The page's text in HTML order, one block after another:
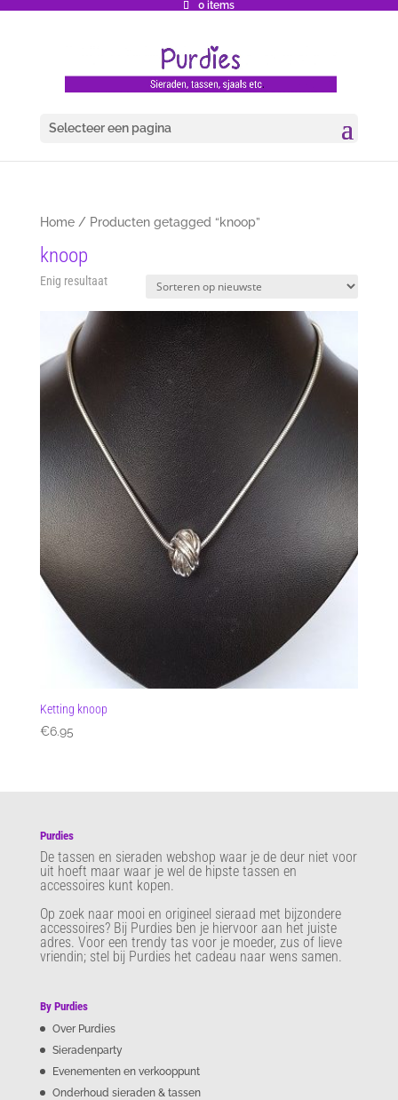
0 items
Selecteer een pagina
Home/ Producten getagged “knoop”
knoop
Enig resultaat
Ketting knoop
€6.95
Purdies
De tassen en sieraden webshop waar je de deur niet voor
uit hoeft maar waar je wel de hipste tassen en
accessoires kunt kopen.
Op zoek naar mooi en origineel sieraad met bijzondere
accessoires? Bij Purdies ben je hiervoor aan het juiste
adres. Voor een trendy tas voor je moeder, zus of lieve
vriendin; stel bij Purdies het cadeau naar wens samen.
By Purdies
Over Purdies
Sieradenparty
Evenementen en verkooppunt
Onderhoud sieraden & tassen